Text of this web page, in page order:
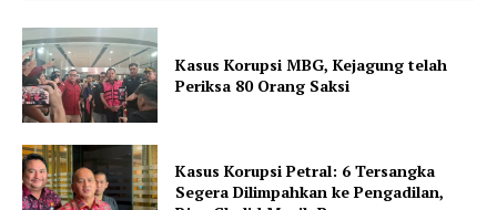
Kasus Korupsi MBG, Kejagung telah
Periksa 80 Orang Saksi
Kasus Korupsi Petral: 6 Tersangka
Segera Dilimpahkan ke Pengadilan,